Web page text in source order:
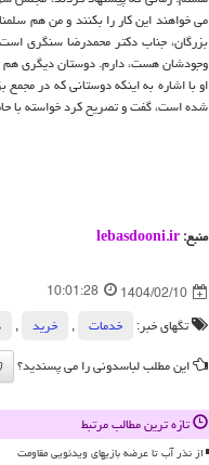
می خواهند این کار را بکنند و من هم
بزرگان، جناب دکتر محمدرضا سنگری
وجودشان هست، دارم. دوستان دیگری هم
او با اشاره به اینکه دوستانی که در
شده است، گفت و تصریح کرد خواسته با
منبع:lebasdooni.ir
1404/02/10
10:01:28
تگهای خبر:
خدمات , خرید ,
این مطلب لباسدونی را می پسندید؟
تازه ترین مطالب مرتبط
از نذر آب تا عرضه بازیهای ویدئویی مقاومت